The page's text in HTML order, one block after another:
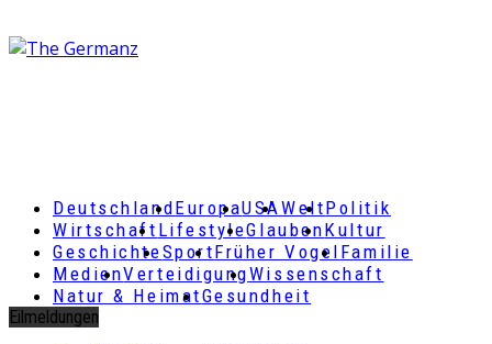
DeutschlandEuropaUSAWeltPolitik
Wirtschaft LifestyleGlaubenKultur
GeschichteSportFrüher Vogel Familie
MedienVerteidigungWissenschaft
Natur & HeimatGesundheit
Eilmeldungen